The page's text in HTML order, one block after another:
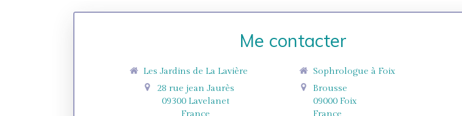
Me contacter
Les Jardins de La Lavière
28 rue jean Jaurès
09300 Lavelanet
France
Sophrologue à Foix
Brousse
09000 Foix
France